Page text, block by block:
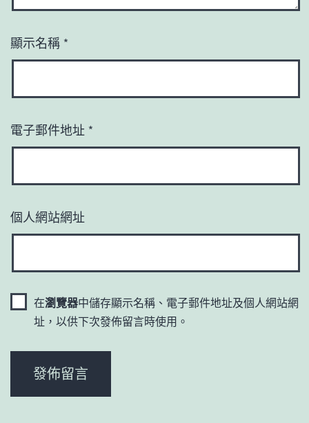
顯示名稱 *
電子郵件地址 *
個人網站網址
在瀏覽器中儲存顯示名稱、電子郵件地址及個人網站網
址，以供下次發佈留言時使用。